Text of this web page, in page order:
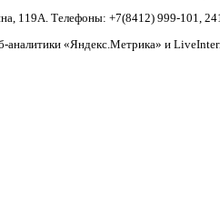
119А. Телефоны: +7(8412) 999-101,
аналитики «Яндекс.Метрика» и